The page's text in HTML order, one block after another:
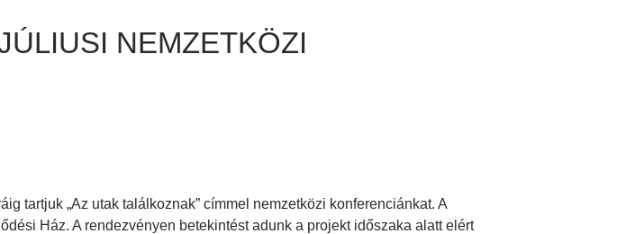
NEMZETKÖZI
tartjuk „Az utak találkoznak” címmel nemzetközi konferenciánkat. A
Ház. A rendezvényen betekintést adunk a projekt időszaka alatt elért